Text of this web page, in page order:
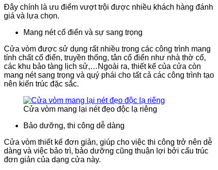
Đây chính là ưu điểm vượt trội được nhiều khách hàng đánh
giá và lựa chọn.
Mang nét cổ điển và sự sang trọng
Cửa vòm được sử dụng rất nhiều trong các công trình mang
tính chất cổ điển, truyền thống, tân cổ điển như nhà thờ cổ,
các khu bảo tàng lịch sử,…Ngoài ra, thiết kế của cửa còn
mang nét sang trọng và quý phái cho tất cả các công trình tạo
nên kiến trúc đặc sắc.
Cửa vòm mang lại nét đẹo độc lạ riêng
Bảo dưỡng, thi công dễ dàng
Cửa vòm thiết kế đơn giản, giúp cho việc thi công trở nên dễ
dàng và việc bảo trì, bảo dưỡng cũng thuận lợi bởi cấu trúc
đơn giản của dạng cửa này.